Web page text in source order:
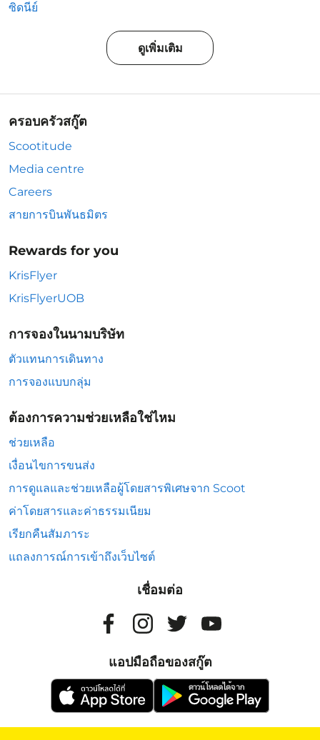
ซิดนีย์
ดูเพิ่มเติม
ครอบครัวสกู๊ต
Scootitude
Media centre
Careers
สายการบินพันธมิตร
Rewards for you
KrisFlyer
KrisFlyerUOB
การจองในนามบริษัท
ตัวแทนการเดินทาง
การจองแบบกลุ่ม
ต้องการความช่วยเหลือใช่ไหม
ช่วยเหลือ
เงื่อนไขการขนส่ง
การดูแลและช่วยเหลือผู้โดยสารพิเศษจาก Scoot
ค่าโดยสารและค่าธรรมเนียม
เรียกคืนสัมภาระ
แถลงการณ์การเข้าถึงเว็บไซต์
เชื่อมต่อ
แอปมือถือของสกู๊ต